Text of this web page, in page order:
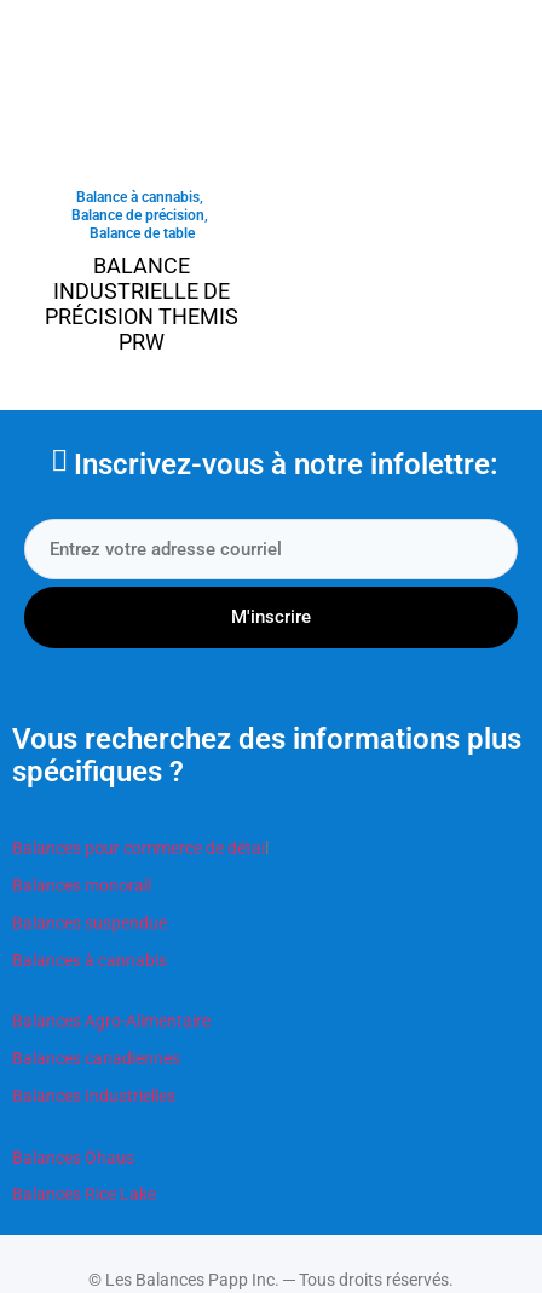
Balance à cannabis,
Balance de précision,
Balance de table
BALANCE
INDUSTRIELLE DE
PRÉCISION THEMIS
PRW
Inscrivez-vous à notre infolettre:
M'inscrire
Vous recherchez des informations plus
spécifiques ?
Balances pour commerce de détai
Balances monorail
Balances suspendue
Balances à cannabis
Balances Agro-Alimentaire
Balances canadiennes
Balances Industrielles
Balances Ohaus
Balances Rice Lake
© Les Balances Papp Inc. ─ Tous droits réservés.